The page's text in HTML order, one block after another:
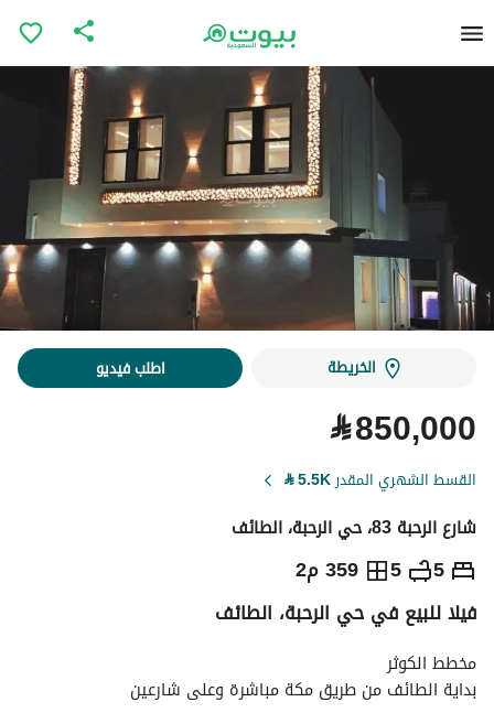
الخريطة اطلب فيديو
⃁850,000
القسط الشهري المقدر5.5K
⃁
شارع الرحبة 83، حي الرحبة، الطائف
5
5 359 م2 ⃁
850,000
التفاصيل معلومات ترخيص الإعلان
فيلا للبيع في حي الرحبة، الطائف
مخطط الكوثر
بداية الطائف من طريق مكة مباشرة وعلى شارعين